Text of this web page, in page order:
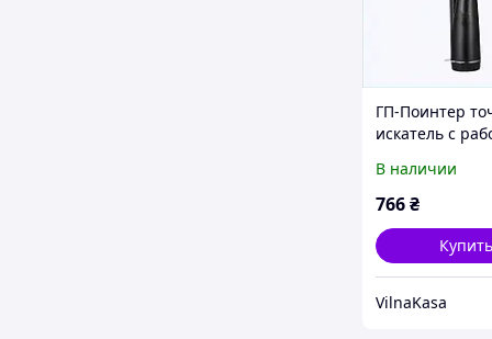
ГП-Поинтер
искатель с
P84044C6B3
В наличии
766₴
Купить
VilnaKasa